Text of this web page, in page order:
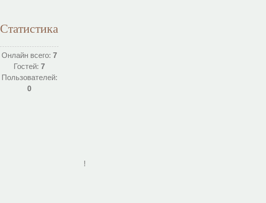
Статистика
Онлайн всего:7
Гостей:7
Пользователей:
0
!